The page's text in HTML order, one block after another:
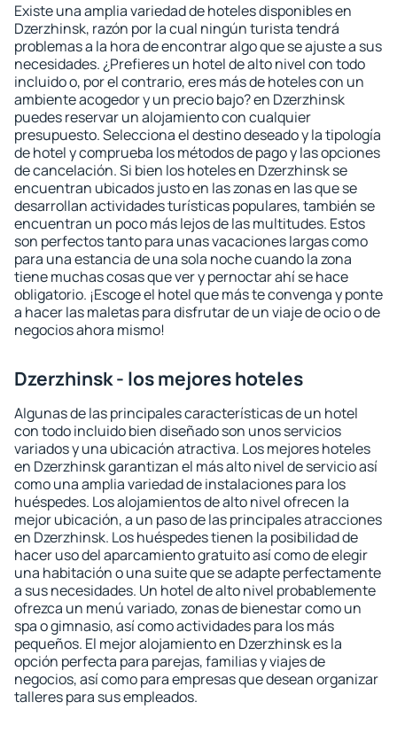
Existe una amplia variedad de hoteles disponibles en
Dzerzhinsk, razón por la cual ningún turista tendrá
problemas a la hora de encontrar algo que se ajuste a sus
necesidades. ¿Prefieres un hotel de alto nivel con todo
incluido o, por el contrario, eres más de hoteles con un
ambiente acogedor y un precio bajo? en Dzerzhinsk
puedes reservar un alojamiento con cualquier
presupuesto. Selecciona el destino deseado y la tipología
de hotel y comprueba los métodos de pago y las opciones
de cancelación. Si bien los hoteles en Dzerzhinsk se
encuentran ubicados justo en las zonas en las que se
desarrollan actividades turísticas populares, también se
encuentran un poco más lejos de las multitudes. Estos
son perfectos tanto para unas vacaciones largas como
para una estancia de una sola noche cuando la zona
tiene muchas cosas que ver y pernoctar ahí se hace
obligatorio. ¡Escoge el hotel que más te convenga y ponte
a hacer las maletas para disfrutar de un viaje de ocio o de
negocios ahora mismo!
Dzerzhinsk - los mejores hoteles
Algunas de las principales características de un hotel
con todo incluido bien diseñado son unos servicios
variados y una ubicación atractiva. Los mejores hoteles
en Dzerzhinsk garantizan el más alto nivel de servicio así
como una amplia variedad de instalaciones para los
huéspedes. Los alojamientos de alto nivel ofrecen la
mejor ubicación, a un paso de las principales atracciones
en Dzerzhinsk. Los huéspedes tienen la posibilidad de
hacer uso del aparcamiento gratuito así como de elegir
una habitación o una suite que se adapte perfectamente
a sus necesidades. Un hotel de alto nivel probablemente
ofrezca un menú variado, zonas de bienestar como un
spa o gimnasio, así como actividades para los más
pequeños. El mejor alojamiento en Dzerzhinsk es la
opción perfecta para parejas, familias y viajes de
negocios, así como para empresas que desean organizar
talleres para sus empleados.